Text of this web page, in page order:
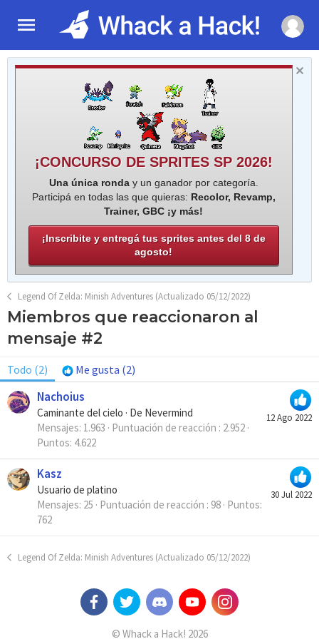
¡CONCURSO DE SPRITES SP 2026!
Una única ronday un ganador por categoría.
Participá en todas las que quieras: Recolor, Revamp,
Trainer, GBC ¡y más!
¡Inscribite y entregá tus sprites antes del 8 de
agosto!
Legend Of Zelda: Minish Adventures (Actualizado 05/12/2022)
Miembros que reaccionaron al
mensaje #2
Todo (2) Me gusta (2)
12 Ago 2022
Nachoius
Caminante del cielo · De Nevermind
Mensajes 1.963 Puntuación de reacción 2.952
Puntos 4.622
30 Jul 2022
Kasz
Usuario de platino
Mensajes 25 Puntuación de reacción 98 Puntos
762
Legend Of Zelda: Minish Adventures (Actualizado 05/12/2022)
© Whack a Hack! 2026